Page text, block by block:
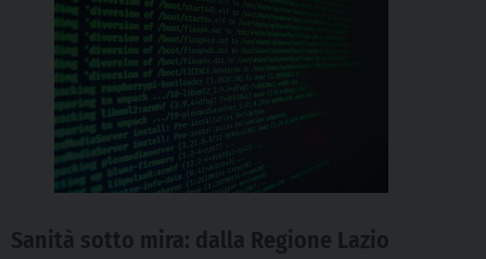
Sanità sotto mira: dalla Regione Lazio